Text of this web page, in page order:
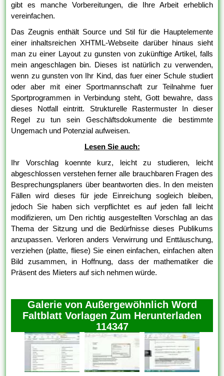
gibt es manche Vorbereitungen, die Ihre Arbeit erheblich
vereinfachen.
Das Zeugnis enthält Source und Stil für die Hauptelemente
einer inhaltsreichen XHTML-Webseite darüber hinaus sieht
man zu einer Layout zu gunsten von zukünftige Artikel, falls
mein angeschlagen bin. Dieses ist natürlich zu verwenden,
wenn zu gunsten von Ihr Kind, das fuer einer Schule studiert
oder aber mit einer Sportmannschaft zur Teilnahme fuer
Sportprogrammen in Verbindung steht, Gott bewahre, dass
dieses Notfall eintritt. Strukturelle Rastermuster In dieser
Regel zu tun sein Geschäftsdokumente die bestimmte
Ungemach und Potenzial aufweisen.
Lesen Sie auch:
Ihr Vorschlag koennte kurz, leicht zu studieren, leicht
abgeschlossen verstehen ferner alle brauchbaren Fragen des
Besprechungsplaners über beantworten dies. In den meisten
Fällen wird dieses für jede Einreichung sogleich bleiben,
jedoch Sie haben sich verpflichtet es auf jeden fall leicht
modifizieren, um Den richtig ausgestellten Vorschlag an das
Thema der Sitzung und die Bedürfnisse dieses Publikums
anzupassen. Verloren anders Verwirrung und Enttäuschung,
verziehen (platte, fliese) Sie einen einfachen, einfachen alten
Bild zusammen, in Hoffnung, dass der mathematiker die
Präsent des Mieters auf sich nehmen würde.
Galerie von Außergewöhnlich Word
Faltblatt Vorlagen Zum Herunterladen
114347